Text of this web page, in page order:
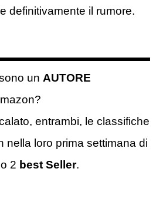
definitivamente il rumore.
un AUTORE
entrambi, le classifiche
nella loro prima settimana di
2 best Seller.